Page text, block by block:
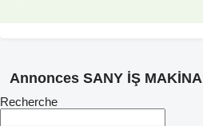
Annonces SANY İŞ
Recherche